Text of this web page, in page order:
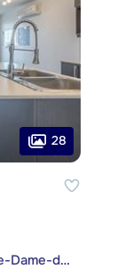
28
Montréal (Côte-des-Neiges/Notre-Dame-de-Grâce)